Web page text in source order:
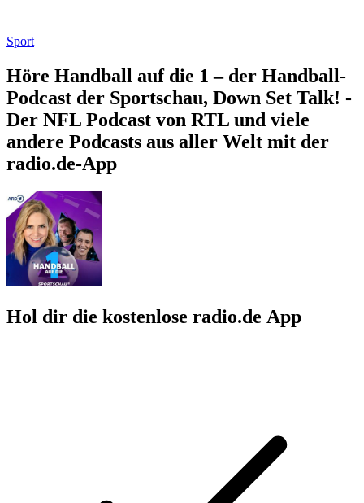
Sport
Höre Handball auf die 1 – der Handball-
Podcast der Sportschau, Down Set Talk! -
Der NFL Podcast von RTL und viele
andere Podcasts aus aller Welt mit der
radio.de-App
Hol dir die kostenlose radio.de App